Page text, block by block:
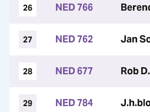
26 NED 766
27 NED 762 Jan
28 NED 677 Rob
29 NED 784